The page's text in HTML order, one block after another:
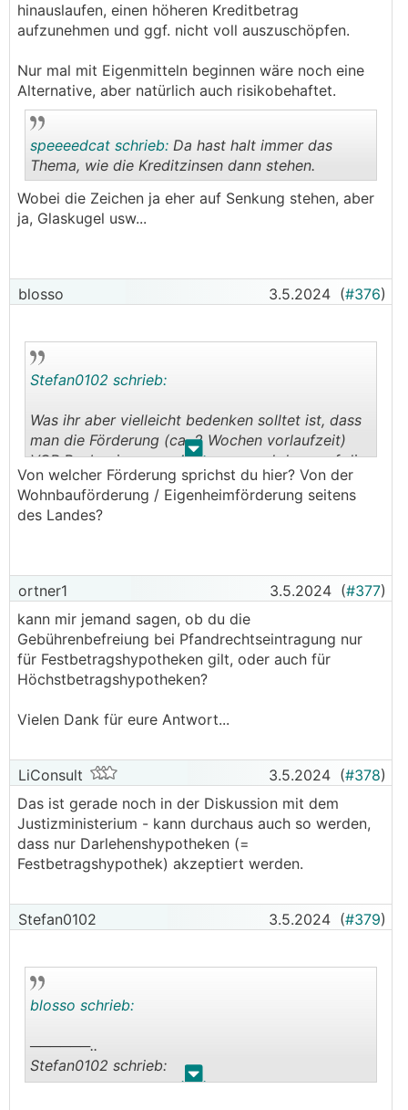
hinauslaufen, einen höheren Kreditbetrag
aufzunehmen und ggf. nicht voll auszuschöpfen.
Nur mal mit Eigenmitteln beginnen wäre noch eine
Alternative, aber natürlich auch risikobehaftet.
speeeedcat schrieb: Da hast halt immer das
Thema, wie die Kreditzinsen dann stehen.
Wobei die Zeichen ja eher auf Senkung stehen, aber
ja, Glaskugel usw...
blosso 3.5.2024 (#376)
. .
Stefan0102 schrieb:
Was ihr aber vielleicht bedenken solltet ist, dass
man die Förderung (ca. 2 Wochen vorlaufzeit)
VOR Baubeginn ansuchen muss und dann auf die
Zusage warten muss.
Von welcher Förderung sprichst du hier? Von der
Wohnbauförderung / Eigenheimförderung seitens
des Landes?
ortner1 3.5.2024 (#377)
kann mir jemand sagen, ob du die
Gebührenbefreiung bei Pfandrechtseintragung nur
für Festbetragshypotheken gilt, oder auch für
Höchstbetragshypotheken?
Vielen Dank für eure Antwort...
LiConsult 3.5.2024 (#378)
Das ist gerade noch in der Diskussion mit dem
Justizministerium - kann durchaus auch so werden,
dass nur Darlehenshypotheken (=
Festbetragshypothek) akzeptiert werden.
Stefan0102 3.5.2024 (#379)
. .
blosso schrieb:
──────..
Stefan0102 schrieb: